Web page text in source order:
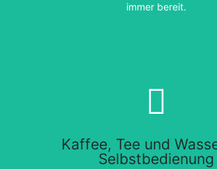
immer bereit.
Kaffee, Tee und
Selbstbedienung